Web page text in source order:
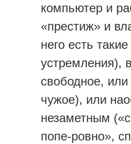
компьютер и
«престиж» и
него есть такие
устремления),
свободное, или
чужое), или
незаметным
попе-ровно»,